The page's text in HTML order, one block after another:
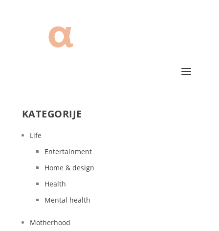
KATEGORIJE
Life
Entertainment
Home & design
Health
Mental health
Motherhood